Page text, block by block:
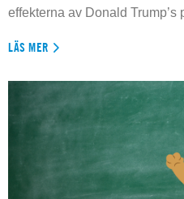
effekterna av Donald Trump’s
LÄS MER